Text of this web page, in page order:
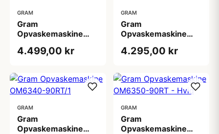
GRAM
Gram
Opvaskemaskine
4.499,00 kr
GRAM
Gram
Opvaskemaskine
4.295,00 kr
GRAM
Gram
Opvaskemaskine
GRAM
Gram
Opvaskemaskine